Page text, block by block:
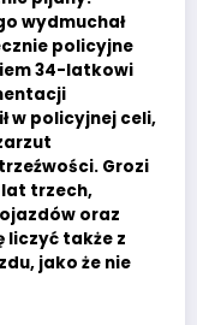
wydmuchał
policyjne
34-latkowi
w policyjnej celi,
Grozi
trzech,
oraz
liczyć także z
jako że nie